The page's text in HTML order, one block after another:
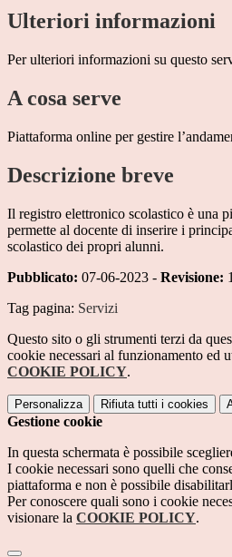
Ulteriori informazioni
Per ulteriori informazioni su questo
A cosa serve
Piattaforma online per gestire
Descrizione breve
Il registro elettronico scolastico è una
permette al docente di inserire i
scolastico dei propri alunni.
Pubblicato: 07-06-2023 - Revisione:
Tag pagina: Servizi
Questo sito o gli strumenti terzi da
cookie necessari al funzionamento ed
COOKIE POLICY.
Personalizza Rifiuta tutti i cookies
Gestione cookie
In questa schermata è possibile
I cookie necessari sono quelli che
piattaforma e non è possibile
Per conoscere quali sono i cookie
visionare la COOKIE POLICY.